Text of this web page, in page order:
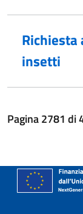
Richiesta
insetti
Pagina2781 di